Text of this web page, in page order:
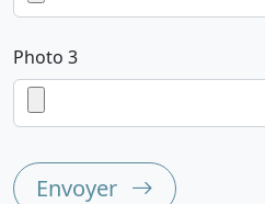
Photo 3
Envoyer